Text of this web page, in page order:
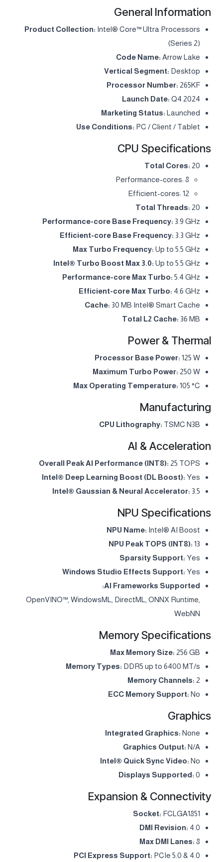
General Information
Product Collection: Intel® Core™ Ultra Processors
(Series 2)
Code Name: Arrow Lake
Vertical Segment: Desktop
Processor Number: 265KF
Launch Date: Q4 2024
Marketing Status: Launched
Use Conditions: PC / Client / Tablet
CPU Specifications
Total Cores: 20
Performance-cores: 8
Efficient-cores: 12
Total Threads: 20
Performance-core Base Frequency: 3.9 GHz
Efficient-core Base Frequency: 3.3 GHz
Max Turbo Frequency: Up to 5.5 GHz
Intel® Turbo Boost Max 3.0: Up to 5.5 GHz
Performance-core Max Turbo: 5.4 GHz
Efficient-core Max Turbo: 4.6 GHz
Cache: 30 MB Intel® Smart Cache
Total L2 Cache: 36 MB
Power & Thermal
Processor Base Power: 125 W
Maximum Turbo Power: 250 W
Max Operating Temperature: 105 °C
Manufacturing
CPU Lithography: TSMC N3B
AI & Acceleration
Overall Peak AI Performance (INT8): 25 TOPS
Intel® Deep Learning Boost (DL Boost): Yes
Intel® Gaussian & Neural Accelerator: 3.5
NPU Specifications
NPU Name: Intel® AI Boost
NPU Peak TOPS (INT8): 13
Sparsity Support: Yes
Windows Studio Effects Support: Yes
AI Frameworks Supported:
OpenVINO™, WindowsML, DirectML, ONNX Runtime,
WebNN
Memory Specifications
Max Memory Size: 256 GB
Memory Types: DDR5 up to 6400 MT/s
Memory Channels: 2
ECC Memory Support: No
Graphics
Integrated Graphics: None
Graphics Output: N/A
Intel® Quick Sync Video: No
Displays Supported: 0
Expansion & Connectivity
Socket: FCLGA1851
DMI Revision: 4.0
Max DMI Lanes: 8
PCI Express Support: PCIe 5.0 & 4.0